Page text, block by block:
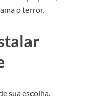
o terror.
sua escolha.